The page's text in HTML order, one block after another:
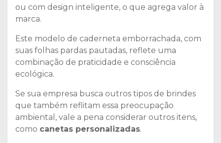
ou com design inteligente, o que agrega valor à
marca.
Este modelo de caderneta emborrachada, com
suas folhas pardas pautadas, reflete uma
combinação de praticidade e consciência
ecológica.
Se sua empresa busca outros tipos de brindes
que também reflitam essa preocupação
ambiental, vale a pena considerar outros itens,
como canetas personalizadas.